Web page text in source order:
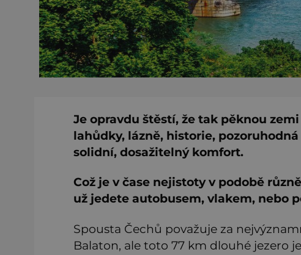
Je opravdu štěstí, že tak pěknou
lahůdky, lázně, historie,
solidní, dosažitelný komfort.
Což je v čase nejistoty v podobě
už jedete autobusem, vlakem, nebo
Spousta Čechů považuje za
Balaton, ale toto 77 km dlouhé jezero